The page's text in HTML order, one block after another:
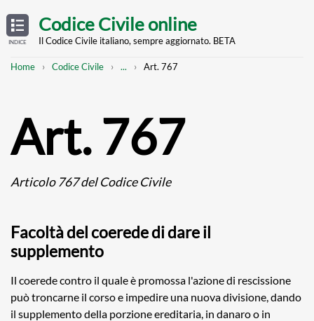
TABLE
OF
CONTENTS
INDICE
main
Codice Civile online
Il Codice Civile italiano, sempre aggiornato. BETA
Breadcrumb
Home Codice Civile
Mostra
... Art. 767
Art. 767
Articolo 767 del Codice Civile
Facoltà del coerede di dare il
supplemento
Il coerede contro il quale è promossa l'azione di rescissione
può troncarne il corso e impedire una nuova divisione, dando
il supplemento della porzione ereditaria, in danaro o in